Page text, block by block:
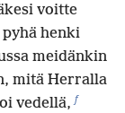
voitte
henki
meidänkin
mitä Herralla
vedellä, f